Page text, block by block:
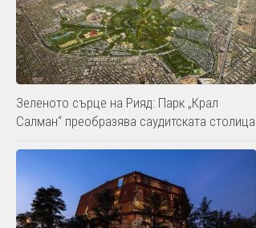
Зеленото сърце на Рияд: Парк „Крал
Салман“ преобразява саудитската столица